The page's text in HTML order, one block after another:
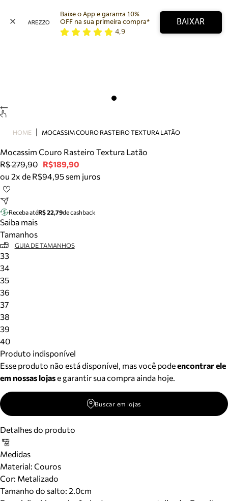
Bolsa
Tamanco
Tênis
Mule
Tire dúvidas sobre pedidos, devoluções e mais.
Meus pedidos
Acompanhe seus pedidos e solicite devoluções.
Baixe o App e garanta 10%
OFF na sua primeira compra*
4,9
BAIXAR
HOME MOCASSIM COURO RASTEIRO TEXTURA LATÃO
Mocassim Couro Rasteiro Textura Latão
R$ 279,90 R$189,90
ou 2x de R$94,95 sem juros
Receba atéR$ 22,79de cashback
Saiba mais
Tamanhos
GUIA DE TAMANHOS
33
34
35
36
37
38
39
40
Produto indisponível
Esse produto não está disponível, mas você podeencontrar ele
em nossas lojase garantir sua compra ainda hoje.
Buscar em lojas
Detalhes do produto
Medidas
Material: Couros
Cor: Metalizado
Tamanho do salto: 2.0cm